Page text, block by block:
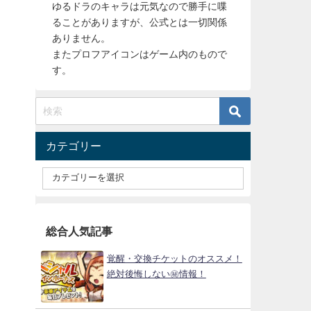
ゆるドラのキャラは元気なので勝手に喋
ることがありますが、公式とは一切関係
ありません。
またプロフアイコンはゲーム内のもので
す。
カテゴリー
総合人気記事
覚醒・交換チケットのオススメ！
絶対後悔しない㊙情報！